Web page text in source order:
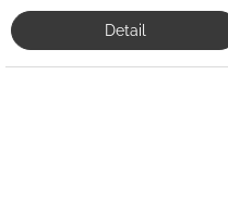
Detail